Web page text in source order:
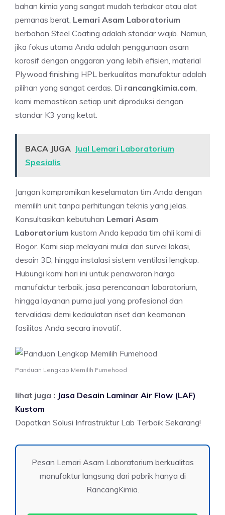
bahan kimia yang sangat mudah terbakar atau alat
pemanas berat, Lemari Asam Laboratorium
berbahan Steel Coating adalah standar wajib. Namun,
jika fokus utama Anda adalah penggunaan asam
korosif dengan anggaran yang lebih efisien, material
Plywood finishing HPL berkualitas manufaktur adalah
pilihan yang sangat cerdas. Di rancangkimia.com,
kami memastikan setiap unit diproduksi dengan
standar K3 yang ketat.
BACA JUGA Jual Lemari Laboratorium
Spesialis
Jangan kompromikan keselamatan tim Anda dengan
memilih unit tanpa perhitungan teknis yang jelas.
Konsultasikan kebutuhan Lemari Asam
Laboratorium kustom Anda kepada tim ahli kami di
Bogor. Kami siap melayani mulai dari survei lokasi,
desain 3D, hingga instalasi sistem ventilasi lengkap.
Hubungi kami hari ini untuk penawaran harga
manufaktur terbaik, jasa perencanaan laboratorium,
hingga layanan purna jual yang profesional dan
tervalidasi demi kedaulatan riset dan keamanan
fasilitas Anda secara inovatif.
Panduan Lengkap Memilih Fumehood
lihat juga : Jasa Desain Laminar Air Flow (LAF)
Kustom
Dapatkan Solusi Infrastruktur Lab Terbaik Sekarang!
Pesan Lemari Asam Laboratorium berkualitas
manufaktur langsung dari pabrik hanya di
RancangKimia.